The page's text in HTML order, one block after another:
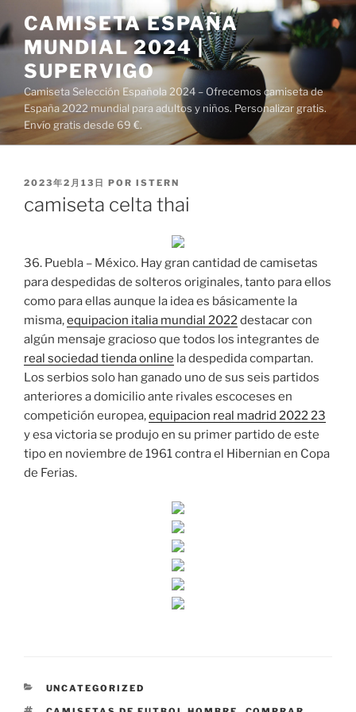
al
contenido
CAMISETA ESPAÑA
MUNDIAL 2024 |
SUPERVIGO
Camiseta Selección Española 2024 – Ofrecemos camiseta de
España 2022 mundial para adultos y niños. Personalizar gratis.
Envío gratis desde 69 €.
PUBLICADO
2023年2月13日 POR ISTERN
camiseta celta thai
36. Puebla – México. Hay gran cantidad de camisetas
para despedidas de solteros originales, tanto para ellos
como para ellas aunque la idea es básicamente la
misma,equipacion italia mundial 2022destacar con
algún mensaje gracioso que todos los integrantes de
real sociedad tienda online la despedida compartan.
Los serbios solo han ganado uno de sus seis partidos
anteriores a domicilio ante rivales escoceses en
competición europea,equipacion real madrid 2022 23
y esa victoria se produjo en su primer partido de este
tipo en noviembre de 1961 contra el Hibernian en Copa
de Ferias.
CATEGORÍAS
UNCATEGORIZED